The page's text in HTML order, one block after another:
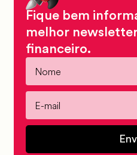
Fique bem
melhor
financeiro.